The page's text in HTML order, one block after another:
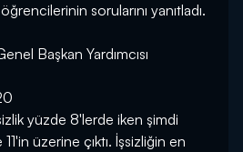
sorularını yanıtladı.
Başkan Yardımcısı
yüzde 8'lerde iken şimdi
üzerine çıktı. İşsizliğin en